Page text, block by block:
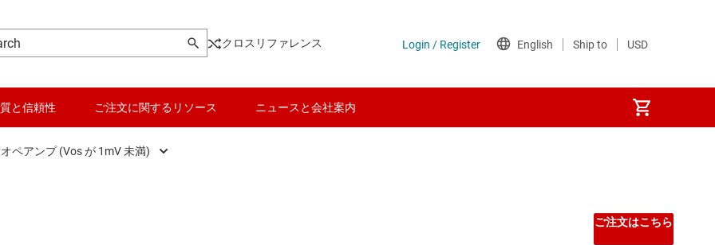
クロスリファレンス
と信頼性 ご注文に関するリソース ニュースと会社案内
ペアンプ (Vos が 1mV 未満)
ご注文はこちら